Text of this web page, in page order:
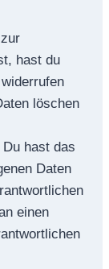
hast du
löschen
hast das
Daten
einen